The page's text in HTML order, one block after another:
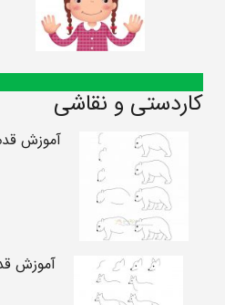
کاردستی و نقاشی
آموزش
آموزش